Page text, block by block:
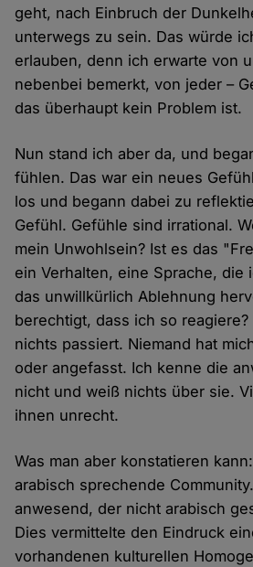
geht, nach Einbruch der
unterwegs zu sein. Das würde
erlauben, denn ich erwarte von
nebenbei bemerkt, von jeder –
das überhaupt kein Problem ist.
Nun stand ich aber da, und
fühlen. Das war ein neues
los und begann dabei zu
Gefühl. Gefühle sind irrational.
mein Unwohlsein? Ist es das
ein Verhalten, eine Sprache, die
das unwillkürlich Ablehnung
berechtigt, dass ich so
nichts passiert. Niemand hat
oder angefasst. Ich kenne die
nicht und weiß nichts über sie.
ihnen unrecht.
Was man aber konstatieren
arabisch sprechende
anwesend, der nicht arabisch
Dies vermittelte den Eindruck
vorhandenen kulturellen